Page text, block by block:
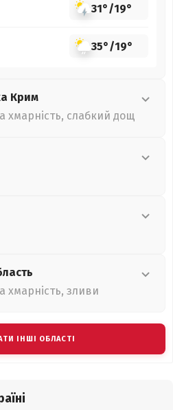
31°/19°
35°/19°
Крим
хмарність, слабкий дощ
хмарність, зливи
ІНШІ ОБЛАСТІ